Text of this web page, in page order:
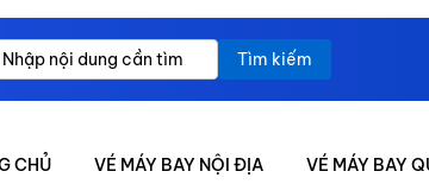
Tìm kiếm
CHỦ VÉ MÁY BAY NỘI ĐỊA VÉ MÁY BAY